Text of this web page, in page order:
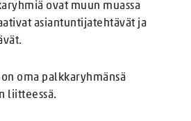
ovat muun muassa
asiantuntijatehtävät ja
oma palkkaryhmänsä
liitteessä.